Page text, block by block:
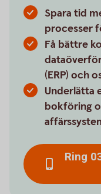
Spara tid
processer
Få bättre
(ERP) och
Underlätta
bokföring
Ring